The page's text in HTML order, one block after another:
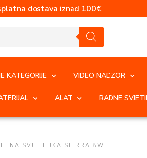
dostava iznad 100€
KATEGORIJE VIDEO NADZOR
ALAT RADNE
SVJETILJKA SIERRA 8W